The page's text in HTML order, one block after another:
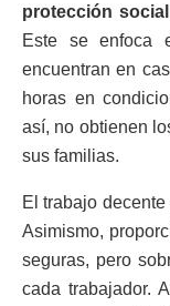
protección
Este se enfoca
encuentran en
horas en
así, no obtienen
sus familias.
El trabajo
Asimismo,
seguras, pero
cada trabajador.